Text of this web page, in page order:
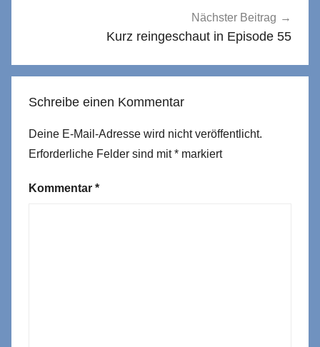
Nächster Beitrag
Kurz reingeschaut in Episode 55
Schreibe einen Kommentar
Deine E-Mail-Adresse wird nicht veröffentlicht.
Erforderliche Felder sind mit* markiert
Kommentar *